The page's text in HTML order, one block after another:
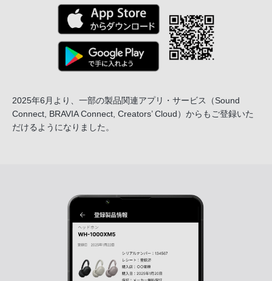
2025年6月より、一部の製品関連アプリ・サービス
（Sound
Connect, BRAVIA Connect, Creators’ Cloud）からもご登録いた
だけるようになりました。